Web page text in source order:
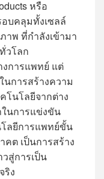
หรือ
บคลุมทั้งเซลล์
าพ ที่กำลังเข้ามา
วโลก
งการแพทย์ แต่
นการสร้างความ
โนโลยีจากต่าง
นการแข่งขัน
ลยีการแพทย์ขั้น
คต เป็นการสร้าง
สู่การเป็น
ริง